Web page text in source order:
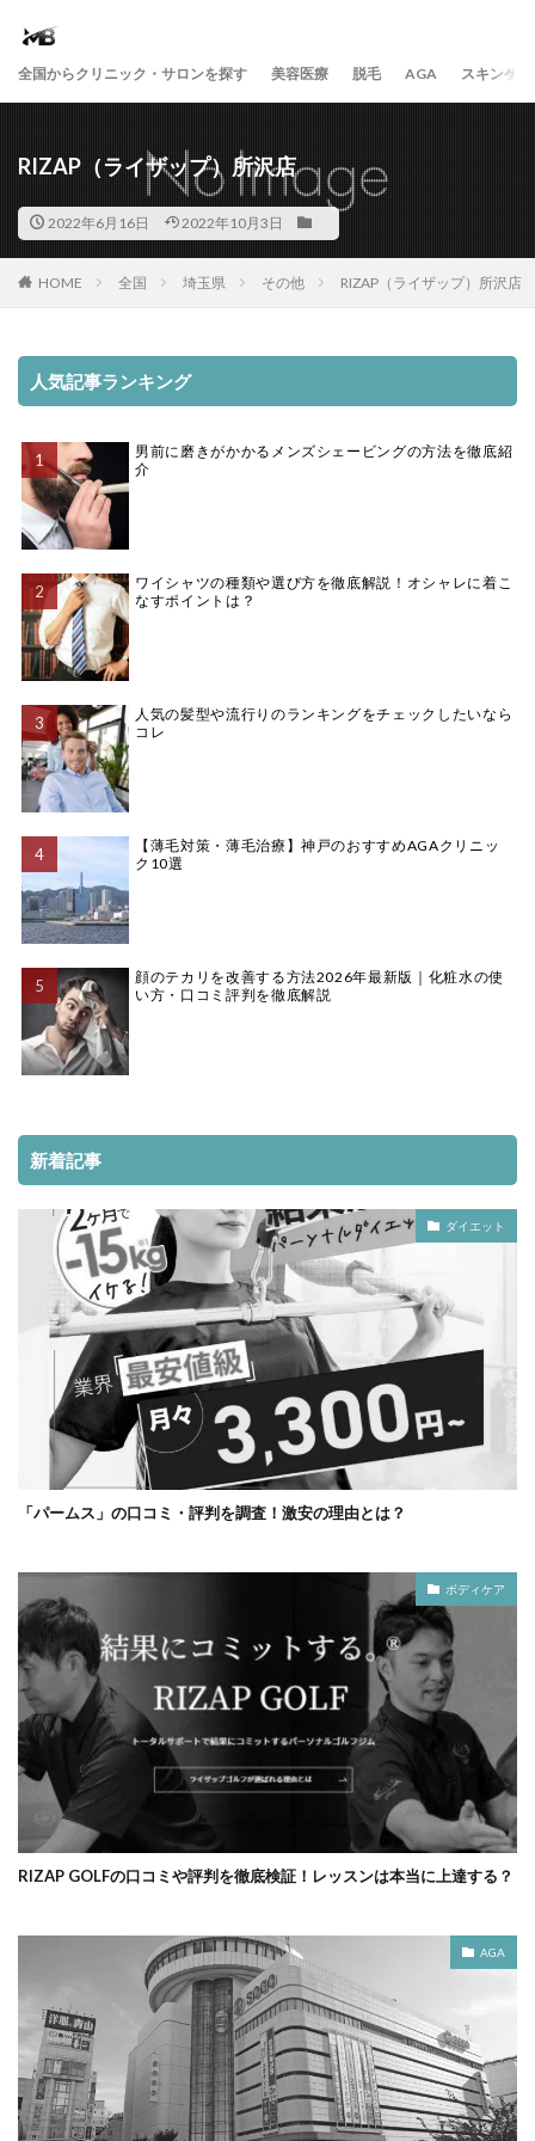
全国からクリニック・サロンを探す 美容医療 脱毛 AGA スキンケア
RIZAP（ライザップ）所沢店
2022年6月16日 2022年10月3日
HOME 全国 埼玉県 その他 RIZAP（ライザップ）所沢店
人気記事ランキング
男前に磨きがかかるメンズシェービングの方法を徹底紹
介
ワイシャツの種類や選び方を徹底解説！オシャレに着こ
なすポイントは？
人気の髪型や流行りのランキングをチェックしたいなら
コレ
【薄毛対策・薄毛治療】神戸のおすすめAGAクリニッ
ク10選
顔のテカリを改善する方法2026年最新版｜化粧水の使
い方・口コミ評判を徹底解説
新着記事
ダイエット
「パームス」の口コミ・評判を調査！激安の理由とは？
ボディケア
RIZAP GOLFの口コミや評判を徹底検証！レッスンは本当に上達する？
AGA